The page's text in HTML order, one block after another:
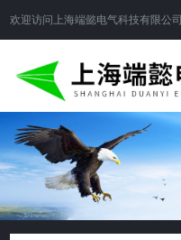
欢迎访问 上海端懿电气科技有限公司